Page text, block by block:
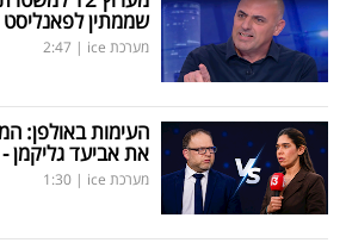
שממתין
מערכת ice |
2:47
העימות באולפן:
את אביעד
מערכת ice |
1:30